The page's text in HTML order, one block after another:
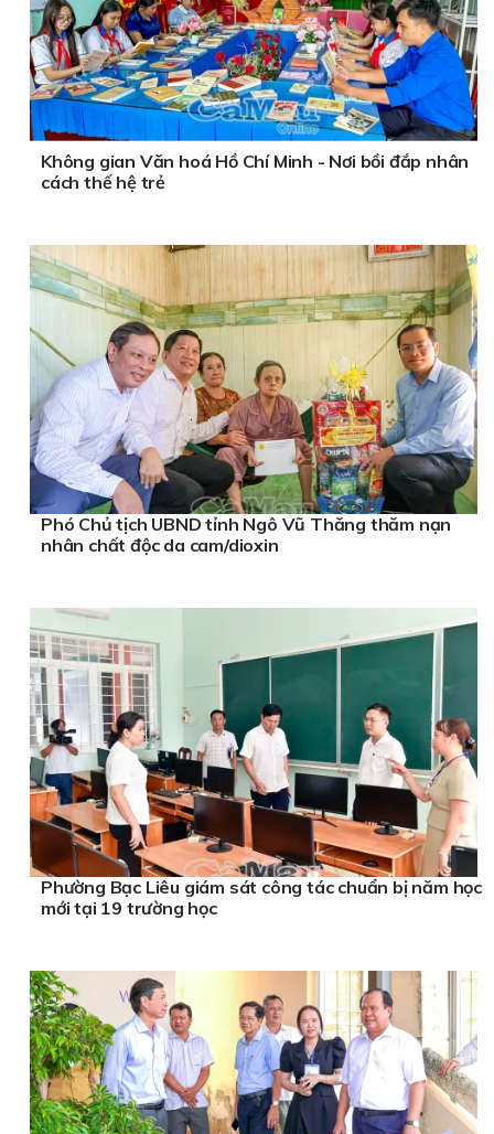
Không gian Văn hoá Hồ Chí Minh - Nơi bồi đắp nhân
cách thế hệ trẻ
Phó Chủ tịch UBND tỉnh Ngô Vũ Thăng thăm nạn
nhân chất độc da cam/dioxin
Phường Bạc Liêu giám sát công tác chuẩn bị năm học
mới tại 19 trường học